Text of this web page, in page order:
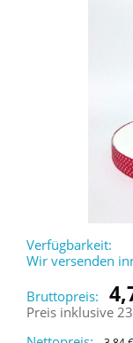
Verfügbarkeit:
Wir versenden
Bruttopreis:
Preis inklusive